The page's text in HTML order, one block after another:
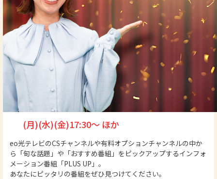
(月)(水)(金)17:30～ ほか
eo光テレビのCSチャンネルや有料オプションチャンネルの中か
ら「旬な話題」や「おすすめ番組」をピックアップするインフォ
メーション番組「PLUS UP」。
あなたにピッタリの番組をぜひ見つけてください。